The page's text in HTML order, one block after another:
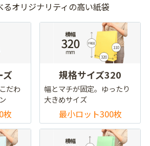
オリジナリティの高い紙袋
ズ
だわ
枚
規格サイズ320
幅とマチが固定。ゆったり
大きめサイズ
最小ロット300枚